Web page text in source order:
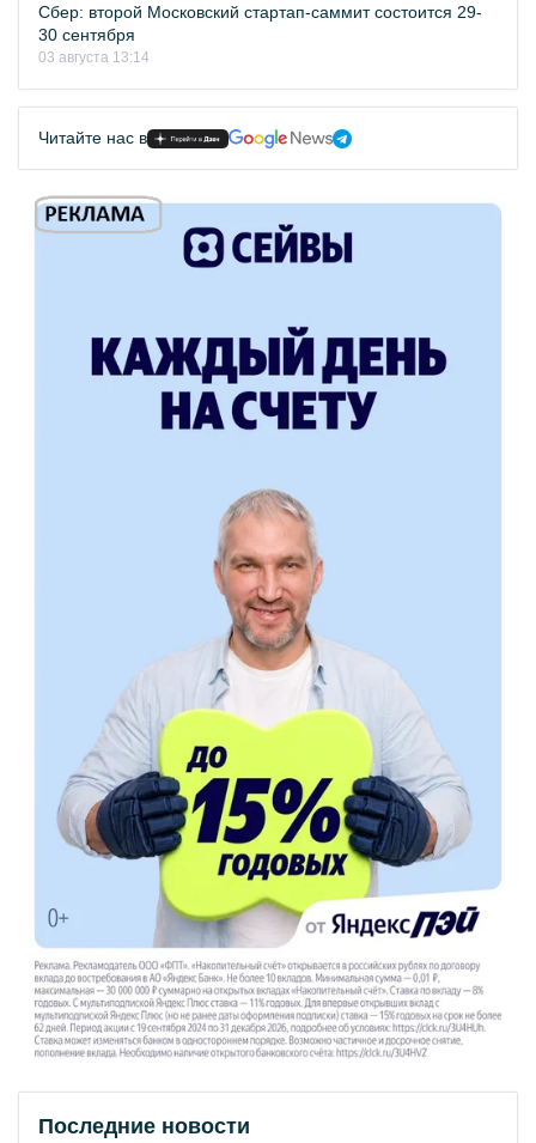
Сбер: второй Московский стартап-саммит состоится 29-
30 сентября
03 августа 13:14
Читайте нас в
Последние новости